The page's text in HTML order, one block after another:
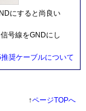
にすると尚良い
号線をGNDにし
奨ケーブルについて
↑ページTOPへ